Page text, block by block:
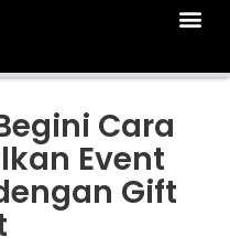
Cara
Event
Gift